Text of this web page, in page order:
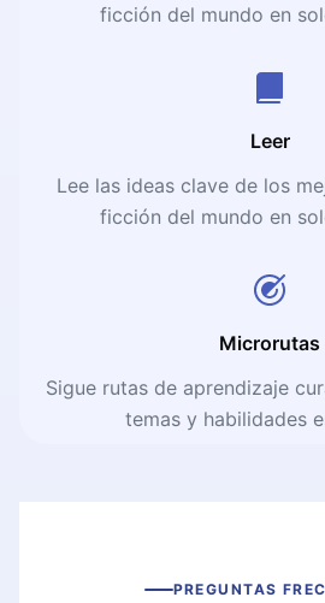
ficción del mundo en
Leer
Lee las ideas clave de los
ficción del mundo en
Microrutas
Sigue rutas de aprendizaje
temas y habilidades
PREGUNTAS